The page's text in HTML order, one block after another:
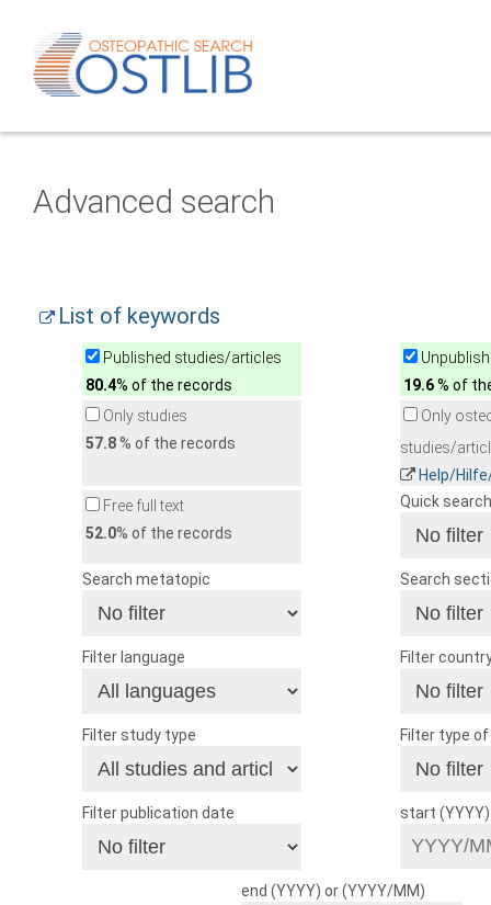
Advanced search
List of keywords
Published studies/articles
80.4% of the records
19.6% of
Only studies
57.8% of the records
Only
studies/
Help/
Free full text
52.0% of the records
Quick search
Search metatopic Search
Filter language Filter
Filter study type Filter type
Filter publication date start
end (YYYY) or (YYYY/MM)